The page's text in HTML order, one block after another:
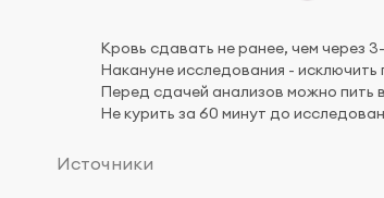
Кровь сдавать не ранее, чем через
Накануне исследования -
Перед сдачей анализов можно пить
Не курить за 60 минут до
Источники